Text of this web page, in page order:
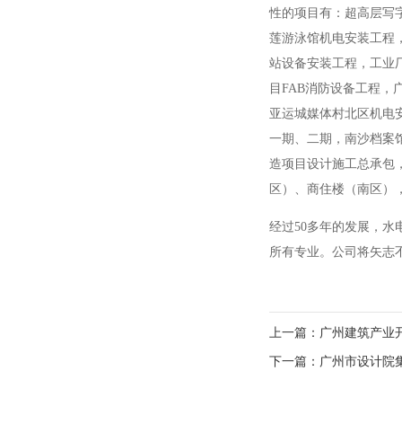
性的项目有：超高层写
莲游泳馆机电安装工程
站设备安装工程，工业
目 FAB消防设备工程，
亚运城媒体村北区机电
一期、二期，南沙档案
造项目设计施工总承包
区）、商住楼（南区）
经过50多年的发展，水
所有专业。公司将矢志
上一篇：广州建筑产业
下一篇：广州市设计院